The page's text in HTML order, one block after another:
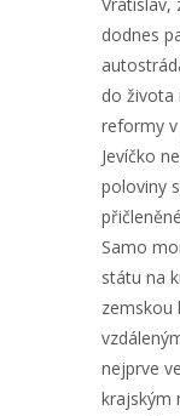
dodnes
do života
reformy
Jevíčko
poloviny
Samo
státu na
zemskou
nejprve
krajským